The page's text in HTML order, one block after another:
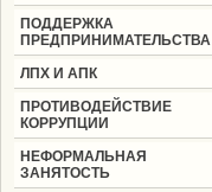
ПОДДЕРЖКА
ПРЕДПРИНИМАТЕЛЬСТВА
ЛПХ И АПК
ПРОТИВОДЕЙСТВИЕ
КОРРУПЦИИ
НЕФОРМАЛЬНАЯ
ЗАНЯТОСТЬ